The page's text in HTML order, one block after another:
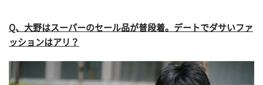
Q、大野はスーパーのセール品が普段着。デートでダサいファ
ッションはアリ？